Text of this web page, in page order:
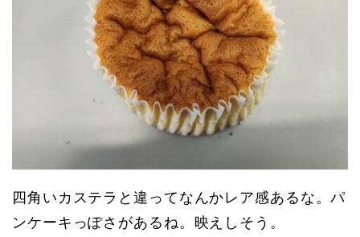
四角いカステラと違ってなんかレア感あるな。パ
ンケーキっぽさがあるね。映えしそう。